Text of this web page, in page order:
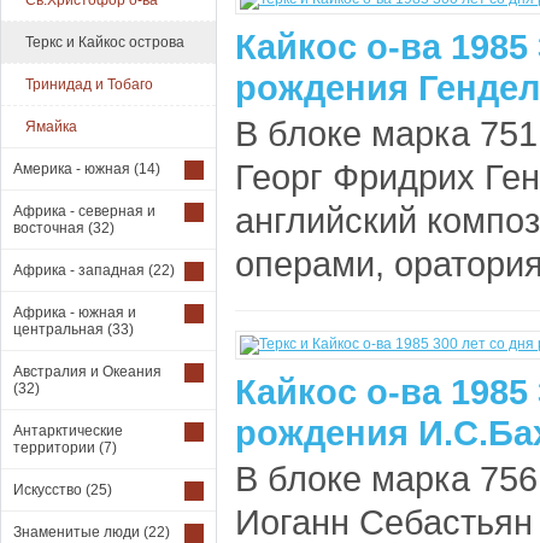
Теркс и Кайкос острова
Тринидад и Тобаго
Ямайка
Америка - южная (14)
Африка - северная и
восточная (32)
Африка - западная (22)
Африка - южная и
центральная (33)
Австралия и Океания
(32)
Антарктические
территории (7)
Искусство (25)
Знаменитые люди (22)
Кайкос о-ва
рождения
В блоке марка
Георг Фридрих
английский
операми,
Кайкос о-ва
рождения
В блоке марка
Иоганн